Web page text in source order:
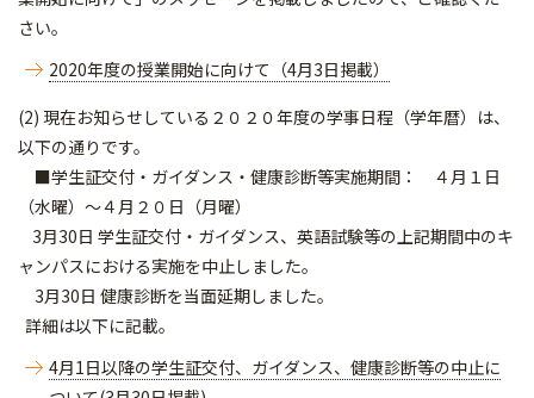
さい。
2020年度の授業開始に向けて（4月3日掲載）
(2) 現在お知らせしている２０２０年度の学事日程（学年暦）は、
以下の通りです。
■学生証交付・ガイダンス・健康診断等実施期間： ４月１日
（水曜）～４月２０日（月曜）
3月30日 学生証交付・ガイダンス、英語試験等の上記期間中のキ
ャンパスにおける実施を中止しました。
3月30日 健康診断を当面延期しました。
詳細は以下に記載。
4月1日以降の学生証交付、ガイダンス、健康診断等の中止に